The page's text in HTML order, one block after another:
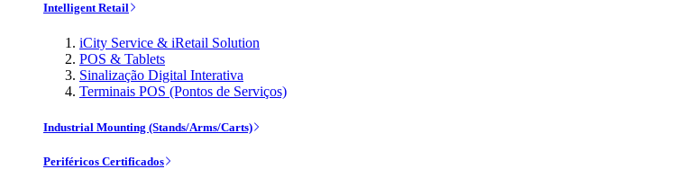
Intelligent Retail
iCity Service & iRetail Solution
POS & Tablets
Sinalização Digital Interativa
Terminais POS (Pontos de Serviços)
Industrial Mounting (Stands/Arms/Carts)
Periféricos Certificados